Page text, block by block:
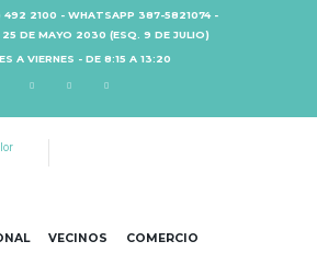
492 2100 - WHATSAPP 387-5821074 -
25 DE MAYO 2030 (ESQ. 9 DE JULIO)
A VIERNES - DE 8:15 A 13:20
VECINOS COMERCIO